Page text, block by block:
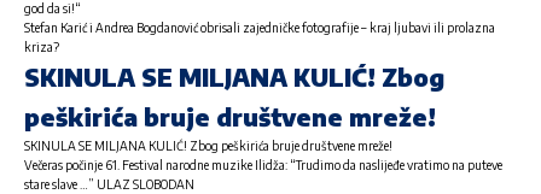
god da si!“
Stefan Karić i Andrea Bogdanović obrisali zajedničke fotografije – kraj ljubavi ili prolazna
kriza?
SKINULA SE MILJANA KULIĆ! Zbog
peškirića bruje društvene mreže!
SKINULA SE MILJANA KULIĆ! Zbog peškirića bruje društvene mreže!
Večeras počinje 61. Festival narodne muzike Ilidža: “Trudimo da naslijeđe vratimo na puteve
stare slave …” ULAZ SLOBODAN